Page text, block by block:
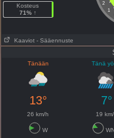
Kosteus
71% ↑
2
1
Kaaviot - Sääennuste
Tänään
Tänä
13° 7°
26 km/h 19
W